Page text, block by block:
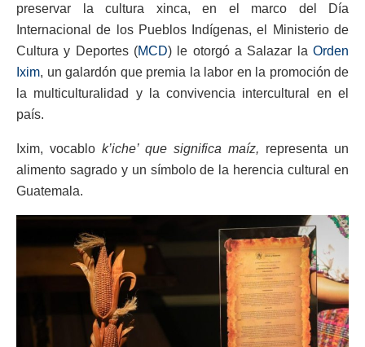
preservar la cultura xinca, en el marco del Día
Internacional de los Pueblos Indígenas, el Ministerio de
Cultura y Deportes (MCD) le otorgó a Salazar la Orden
Ixim, un galardón que premia la labor en la promoción de
la multiculturalidad y la convivencia intercultural en el
país.
Ixim, vocablo k’iche’ que significa maíz, representa un
alimento sagrado y un símbolo de la herencia cultural en
Guatemala.